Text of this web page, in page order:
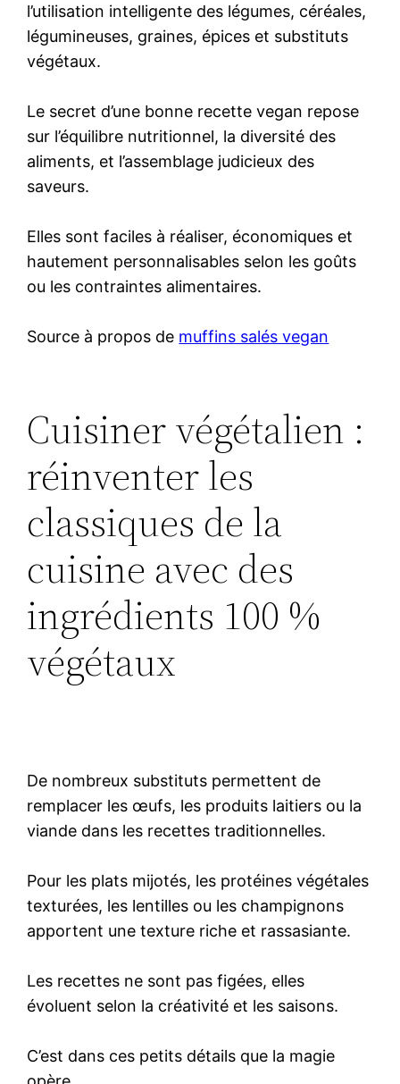
l’utilisation intelligente des légumes, céréales,
légumineuses, graines, épices et substituts
végétaux.
Le secret d’une bonne recette vegan repose
sur l’équilibre nutritionnel, la diversité des
aliments, et l’assemblage judicieux des
saveurs.
Elles sont faciles à réaliser, économiques et
hautement personnalisables selon les goûts
ou les contraintes alimentaires.
Source à propos de muffins salés vegan
Cuisiner végétalien :
réinventer les
classiques de la
cuisine avec des
ingrédients 100 %
végétaux
De nombreux substituts permettent de
remplacer les œufs, les produits laitiers ou la
viande dans les recettes traditionnelles.
Pour les plats mijotés, les protéines végétales
texturées, les lentilles ou les champignons
apportent une texture riche et rassasiante.
Les recettes ne sont pas figées, elles
évoluent selon la créativité et les saisons.
C’est dans ces petits détails que la magie